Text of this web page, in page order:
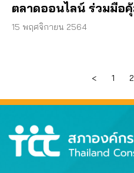
ตลาดออนไลน์ ร่วมมือ
15 พฤศจิกายน 2564
< 1 2